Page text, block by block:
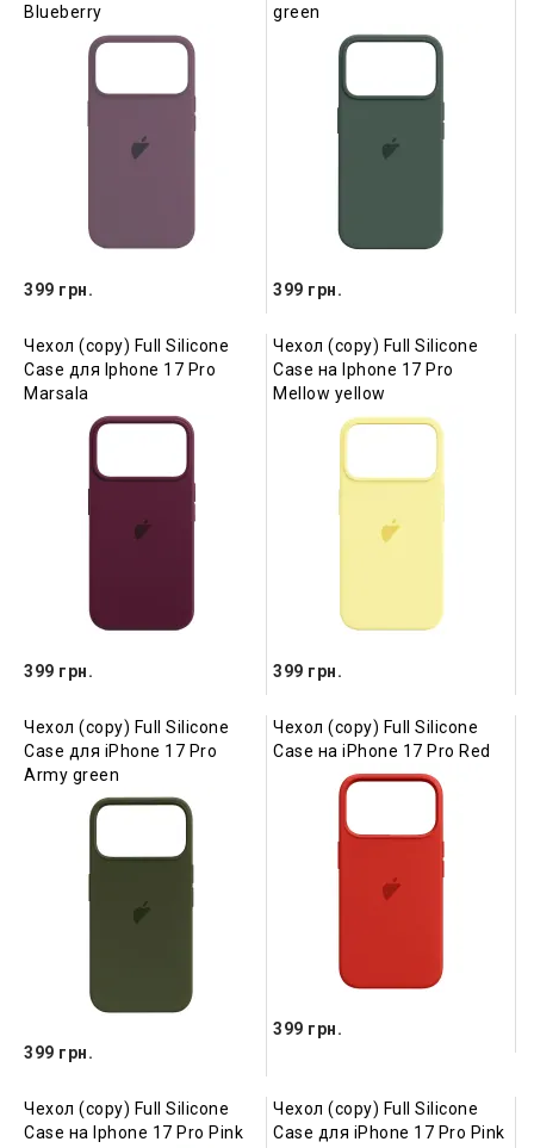
Blueberry
399 грн.
green
399 грн.
Чехол (copy) Full Silicone
Case для Iphone 17 Pro
Marsala
399 грн.
Чехол (copy) Full Silicone
Case на Iphone 17 Pro
Mellow yellow
399 грн.
Чехол (copy) Full Silicone
Case для iPhone 17 Pro
Army green
399 грн.
Чехол (copy) Full Silicone
Case на iPhone 17 Pro Red
399 грн.
Чехол (copy) Full Silicone
Case на Iphone 17 Pro Pink
Чехол (copy) Full Silicone
Case для iPhone 17 Pro Pink